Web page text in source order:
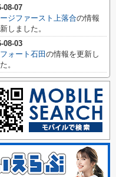
08-07
ジファースト上落合の情報
しました。
08-03
ォート石田 の情報を更新し
。